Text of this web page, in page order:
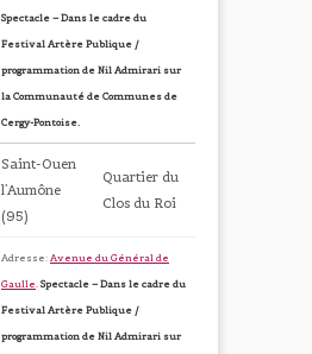
Spectacle – Dans le cadre du
Festival Artère Publique /
programmation de Nil Admirari sur
la Communauté de Communes de
Cergy-Pontoise.
Saint-Ouen
l’Aumône
(95)
Quartier du
Clos du Roi
Adresse: Avenue du Général de
Gaulle. Spectacle – Dans le cadre du
Festival Artère Publique /
programmation de Nil Admirari sur